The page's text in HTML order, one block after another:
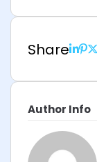
Share
Author Info